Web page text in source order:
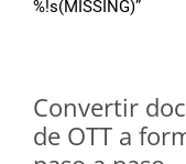
%!s(MISSING)”
Convertir
de OTT a